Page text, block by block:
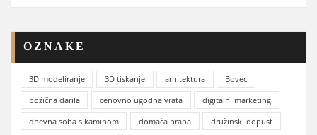
OZNAKE
3D modeliranje 3D tiskanje arhitektura
Bovec
božična darila
cenovno ugodna vrata
digitalni marketing
dnevna soba s kaminom
domača hrana
družinski dopust